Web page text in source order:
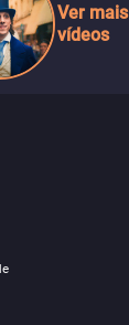
Ver mais
vídeos